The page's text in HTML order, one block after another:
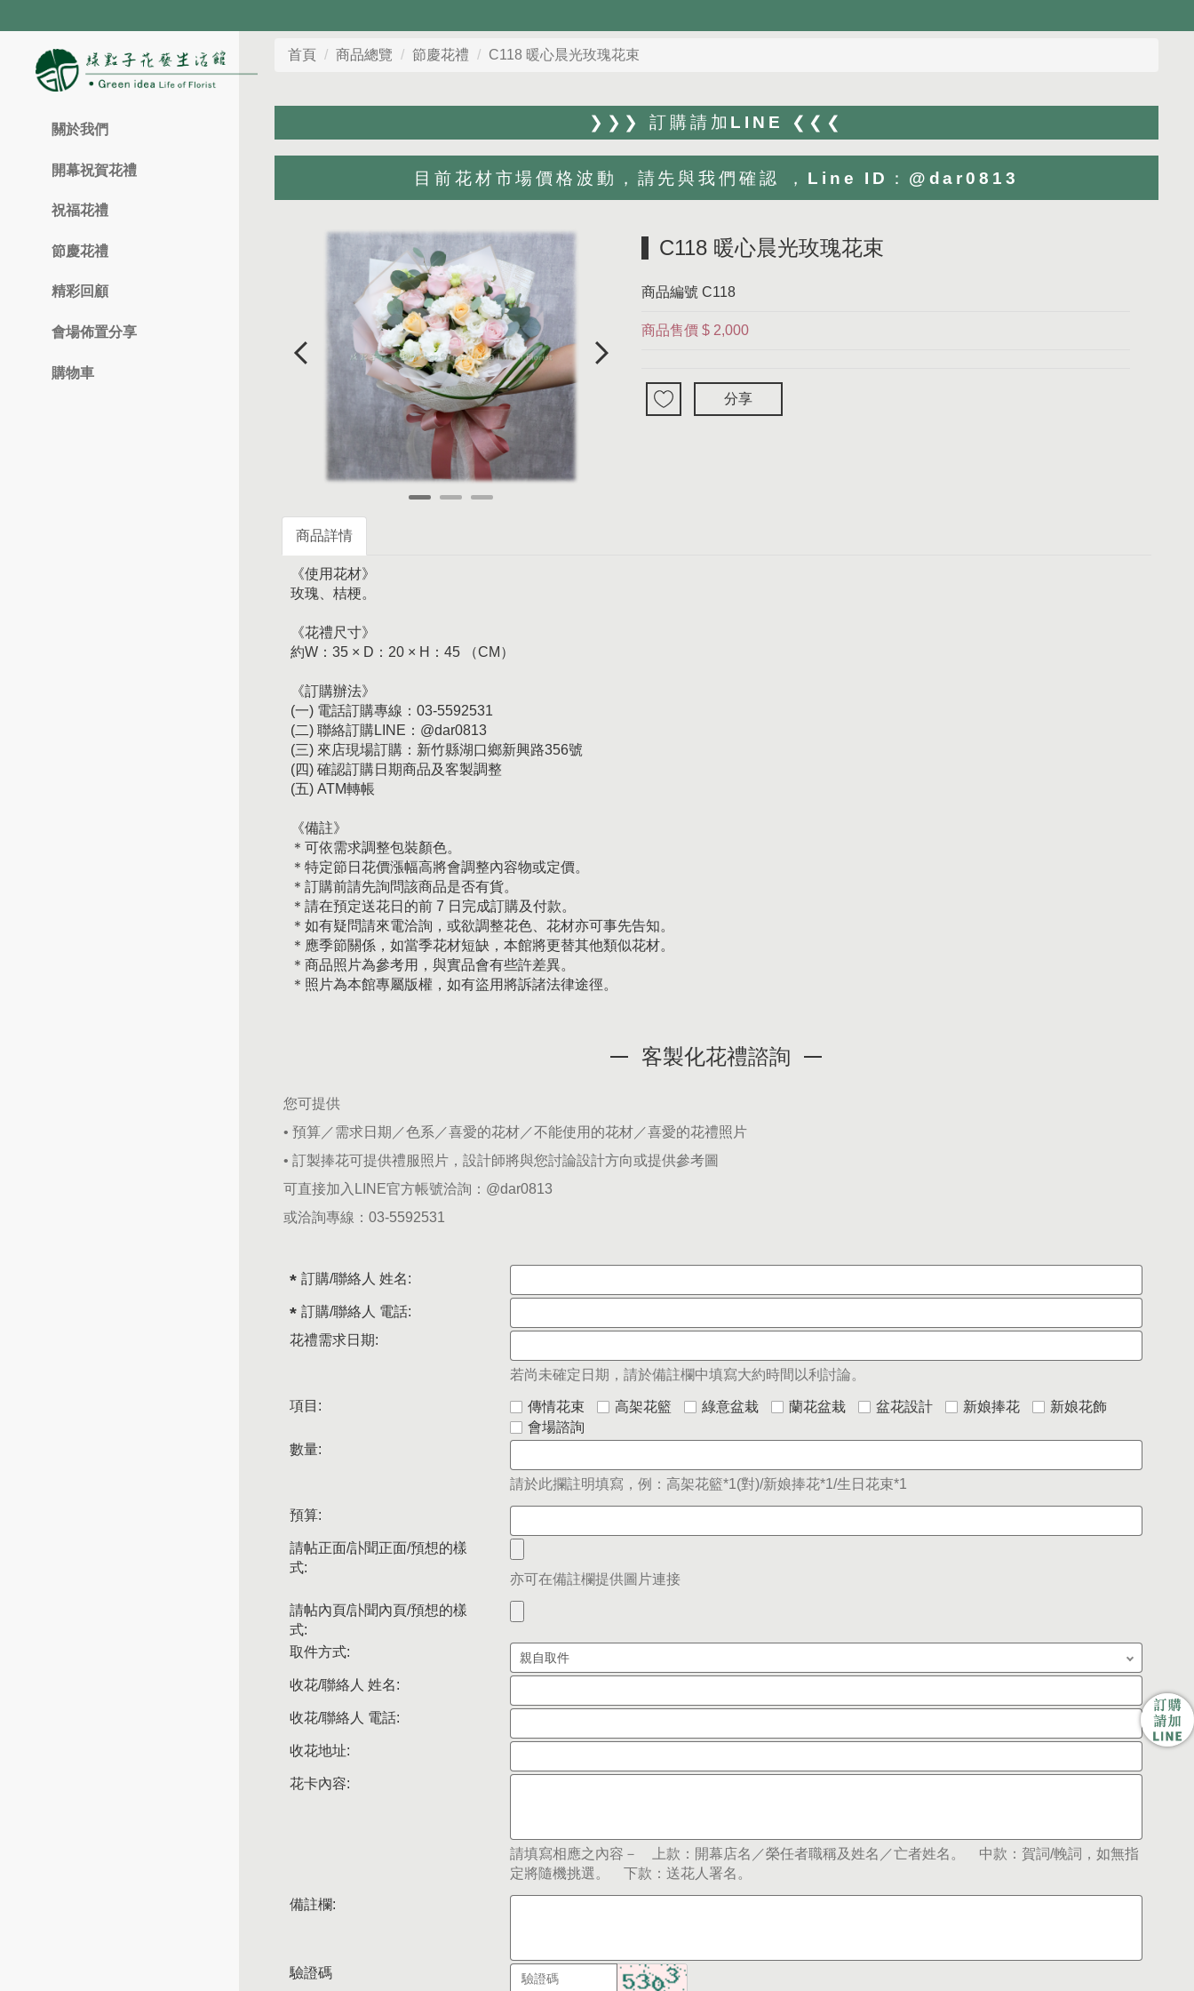
關於我們
開幕祝賀花禮
祝福花禮
節慶花禮
精彩回顧
會場佈置分享
購物車
首頁 商品總覽 節慶花禮 C118 暖心晨光玫瑰花束
❯❯❯ 訂購請加LINE ❮❮❮
目前花材市場價格波動，請先與我們確認 ，Line ID：@dar0813
C118 暖心晨光玫瑰花束
商品編號 C118
商品售價 $ 2,000
分享
商品詳情
《使用花材》
玫瑰、桔梗。
《花禮尺寸》
約W：35 × D：20 × H：45 （CM）
《訂購辦法》
(一) 電話訂購專線：03-5592531
(二) 聯絡訂購LINE：@dar0813
(三) 來店現場訂購：新竹縣湖口鄉新興路356號
(四) 確認訂購日期商品及客製調整
(五) ATM轉帳
《備註》
＊可依需求調整包裝顏色。
＊特定節日花價漲幅高將會調整內容物或定價。
＊訂購前請先詢問該商品是否有貨。
＊請在預定送花日的前 7 日完成訂購及付款。
＊如有疑問請來電洽詢，或欲調整花色、花材亦可事先告知。
＊應季節關係，如當季花材短缺，本館將更替其他類似花材。
＊商品照片為參考用，與實品會有些許差異。
＊照片為本館專屬版權，如有盜用將訴諸法律途徑。
客製化花禮諮詢
您可提供
• 預算／需求日期／色系／喜愛的花材／不能使用的花材／喜愛的花禮照片
• 訂製捧花可提供禮服照片，設計師將與您討論設計方向或提供參考圖
可直接加入LINE官方帳號洽詢： @dar0813
或洽詢專線： 03-5592531
訂購/聯絡人 姓名:
訂購/聯絡人 電話:
花禮需求日期:
若尚未確定日期，請於備註欄中填寫大約時間以利討論。
項目: 傳情花束 高架花籃 綠意盆栽 蘭花盆栽 盆花設計 新娘捧花
新娘花飾
會場諮詢
數量:
請於此攔註明填寫，例：高架花籃*1(對)/新娘捧花*1/生日花束*1
預算:
請帖正面/訃聞正面/預想的樣
式:
亦可在備註欄提供圖片連接
請帖內頁/訃聞內頁/預想的樣
式:
取件方式:
收花/聯絡人 姓名:
收花/聯絡人 電話:
收花地址:
花卡內容:
請填寫相應之內容－ 上款：開幕店名／榮任者職稱及姓名／亡者姓名。 中款：賀詞/輓詞，如無指
定將隨機挑選。 下款：送花人署名。
備註欄:
驗證碼